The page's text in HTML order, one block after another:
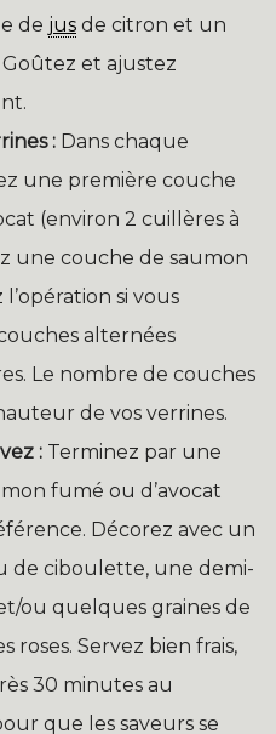
de jus de citron et un
et ajustez
: Dans chaque
une première couche
(environ 2 cuillères à
une couche de saumon
si vous
alternées
Le nombre de couches
de vos verrines.
: Terminez par une
fumé ou d’avocat
Décorez avec un
de ciboulette, une demi-
ou quelques graines de
roses. Servez bien frais,
30 minutes au
que les saveurs se